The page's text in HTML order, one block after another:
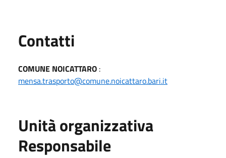
Contatti
COMUNE NOICATTARO :
mensa.trasporto@comune.noicattaro.bari.it
Unità organizzativa
Responsabile